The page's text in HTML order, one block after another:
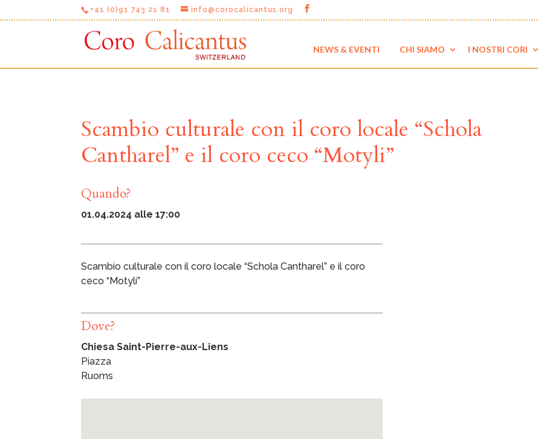
+41 (0)91 743 21 81 info@corocalicantus.org
NEWS & EVENTI CHI SIAMO I NOSTRI CORI
Scambio culturale con il coro locale “Schola
Cantharel” e il coro ceco “Motyli”
Quando?
01.04.2024 alle 17:00
Scambio culturale con il coro locale “Schola Cantharel” e il coro
ceco “Motyli”
Dove?
Chiesa Saint-Pierre-aux-Liens
Piazza
Ruoms